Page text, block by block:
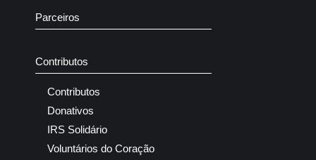
Parceiros
Contributos
Contributos
Donativos
IRS Solidário
Voluntários do Coração